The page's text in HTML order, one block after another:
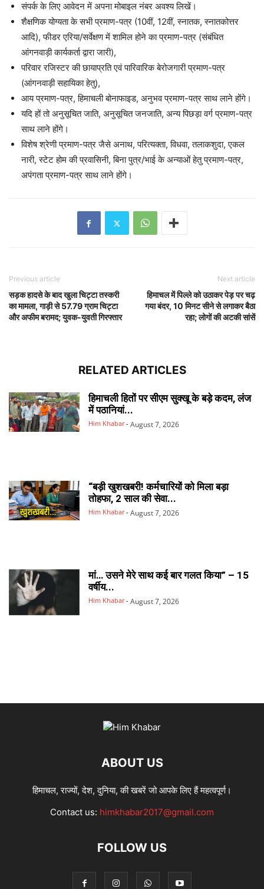
संपर्क के लिए आवेदन में अपना मोबाइल नंबर अवश्य लिखें।
शैक्षणिक योग्यता के सभी प्रमाण-पत्र (10वीं, 12वीं, स्नातक, स्नातकोत्तर
आदि), फीडर एरिया/सर्वेक्षण में शामिल होने का प्रमाण-पत्र (संबंधित
आंगनवाड़ी कार्यकर्ता द्वारा जारी),
परिवार रजिस्टर की छायाप्रति एवं पारिवारिक बेरोजगारी प्रमाण-पत्र
(आंगनवाड़ी सहायिका हेतु),
आय प्रमाण-पत्र, हिमाचली बोनाफाइड, अनुभव प्रमाण-पत्र साथ लाने होंगे।
यदि हों तो अनुसूचित जाति, अनुसूचित जनजाति, अन्य पिछड़ा वर्ग प्रमाण-पत्र
साथ लाने होंगे।
विशेष श्रेणी प्रमाण-पत्र जैसे अनाथ, परित्यक्ता, विधवा, तलाकशुदा, एकल
नारी, स्टेट होम की प्रवासिनी, बिना पुत्र/भाई के अन्याओं हेतु प्रमाण-पत्र,
अपंगता प्रमाण-पत्र साथ लाने होंगे।
Previous article
सड़क हादसे के बाद खुला चिट्टा तस्करी
का मामला, गाड़ी से 57.79 ग्राम चिट्टा
और अफीम बरामद; युवक-युवती गिरफ्तार
Next article
हिमाचल में पिल्ले को उठाकर पेड़ पर चढ़
गया बंदर, 10 मिनट सीने से लगाकर बैठा
रहा; लोगों की अटकी सांसें
RELATED ARTICLES
हिमाचली हितों पर सीएम सुक्खू के बड़े कदम, लंज
में पठानियां...
Him Khabar - August 7, 2026
“बड़ी खुशखबरी! कर्मचारियों को मिला बड़ा
तोहफा, 2 साल की सेवा...
Him Khabar - August 7, 2026
मां… उसने मेरे साथ कई बार गलत किया” – 15
वर्षीय...
Him Khabar - August 7, 2026
ABOUT US
हिमाचल, राज्यों, देश, दुनिया, की खबरें जो आपके लिए हैं महत्वपूर्ण।
Contact us: himkhabar2017@gmail.com
FOLLOW US